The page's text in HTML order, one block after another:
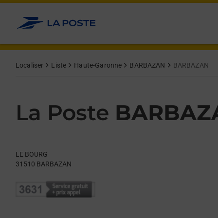
Allez au contenu
Localiser Liste Haute-Garonne BARBAZAN BARBAZAN
La Poste
LE BOURG
31510 BARBAZAN
Day of the WeekHours
Get directions to La Poste at LE BOURG BARBAZAN,
lien s'ouvre dans un nouvel onglet